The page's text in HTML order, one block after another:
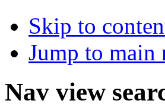
Skip to
Jump to
Nav view